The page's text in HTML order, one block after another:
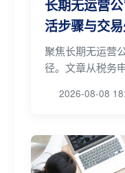
长期无运营
活步骤与交
聚焦长期无运营
径。文章从税务
2026-08-08